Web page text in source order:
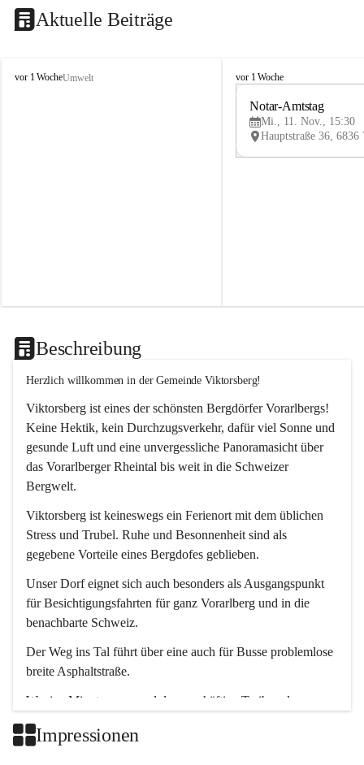
Aktuelle Beiträge
V
vor 1 WocheUmwelt
V
vor 1 Woche
Notar-Amtstag
Mi., 11. Nov., 15:30
Beschreibung
Herzlich willkommen in der Gemeinde Viktorsberg!
Viktorsberg ist eines der schönsten Bergdörfer Vorarlbergs!
Keine Hektik, kein Durchzugsverkehr, dafür viel Sonne und
gesunde Luft und eine unvergessliche Panoramasicht über
das Vorarlberger Rheintal bis weit in die Schweizer
Bergwelt.
Viktorsberg ist keineswegs ein Ferienort mit dem üblichen
Stress und Trubel. Ruhe und Besonnenheit sind als
gegebene Vorteile eines Bergdofes geblieben.
Unser Dorf eignet sich auch besonders als Ausgangspunkt
für Besichtigungsfahrten für ganz Vorarlberg und in die
benachbarte Schweiz.
Der Weg ins Tal führt über eine auch für Busse problemlose
breite Asphaltstraße.
Wenige Minuten nur, und das geschäftige Treiben der
Impressionen